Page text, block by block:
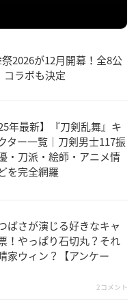
2026が12月開幕！全8公
ラボも決定
年最新】『刀剣乱舞』キ
ター一覧｜刀剣男士117振
・刀派・絵師・アニメ情
を完全網羅
ばさが演じる好きなキャ
！やっぱり石切丸？それ
家ウィン？【アンケー
2コメント